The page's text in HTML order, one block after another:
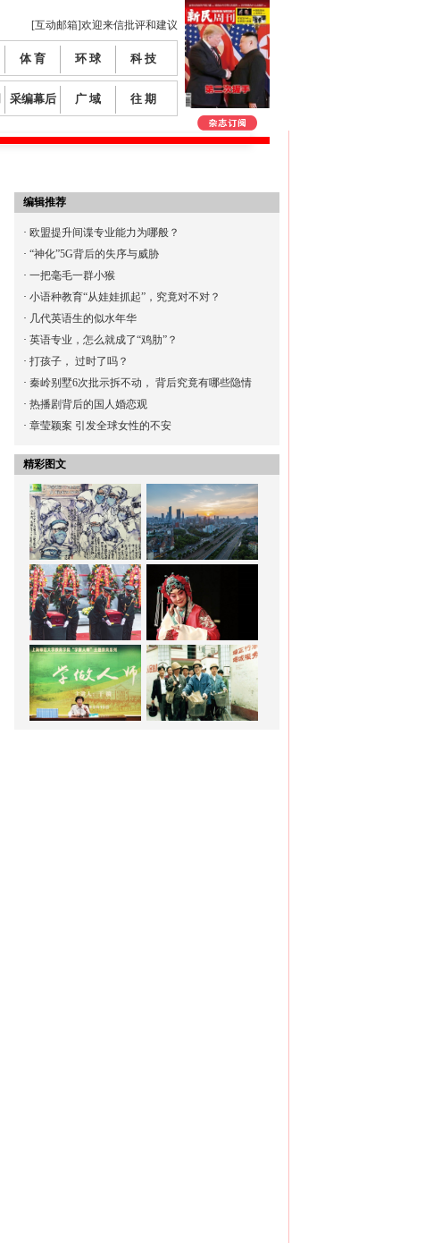
[互动邮箱]欢迎来信批评和建议
体 育 环 球 科 技
采编幕后 广 域 往 期
编辑推荐
· 欧盟提升间谍专业能力为哪般？
· “神化”5G背后的失序与威胁
· 一把毫毛一群小猴
· 小语种教育“从娃娃抓起”，究竟对不对？
· 几代英语生的似水年华
· 英语专业，怎么就成了“鸡肋”？
· 打孩子， 过时了吗？
· 秦岭别墅6次批示拆不动， 背后究竟有哪些隐情
· 热播剧背后的国人婚恋观
· 章莹颖案 引发全球女性的不安
精彩图文